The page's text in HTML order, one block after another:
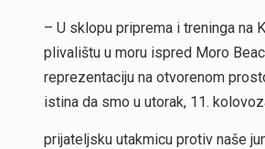
– U sklopu priprema i treninga na
plivalištu u moru ispred Moro
reprezentaciju na otvorenom
istina da smo u utorak, 11.
prijateljsku utakmicu protiv naše